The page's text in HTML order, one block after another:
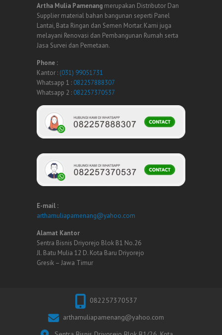
Artha Mulia Pamenang merupakan Distributor Dan
Supplier material bahan bangunan seperti Panel
Lantai, Bata Ringan dan Semen Mortar. Kami juga
melayani Renovasi dan Pembangunan Rumah serta
Jasa Survei dan Pemetaan.
Phone :
Kantor : (031) 99051731
Whatsapp 1 : 082257888307
Whatsapp 2 : 082257370537
E-mail :
arthamuliapamenang@yahoo.com
Alamat Kantor
Sentra Bisnis Driyorejo Blok B1 No.26
Jl. Batu Mulia 12 D. Kota Baru Driyorejo
Gresik – Jawa Timur
082257370537
arthamuliapamenang@yahoo.com